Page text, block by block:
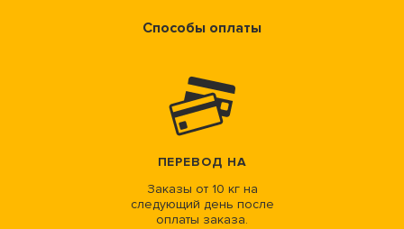
Способы оплаты
ПЕРЕВОД НА
Заказы от 10 кг на
следующий день после
оплаты заказа.